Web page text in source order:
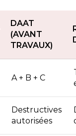
DAAT
(AVANT
TRAVAUX)
A + B + C
Destructives
autorisées